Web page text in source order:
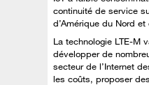
continuité de service
d’Amérique du Nord et
La technologie LTE-M
développer de
secteur de l’Internet
les coûts, proposer